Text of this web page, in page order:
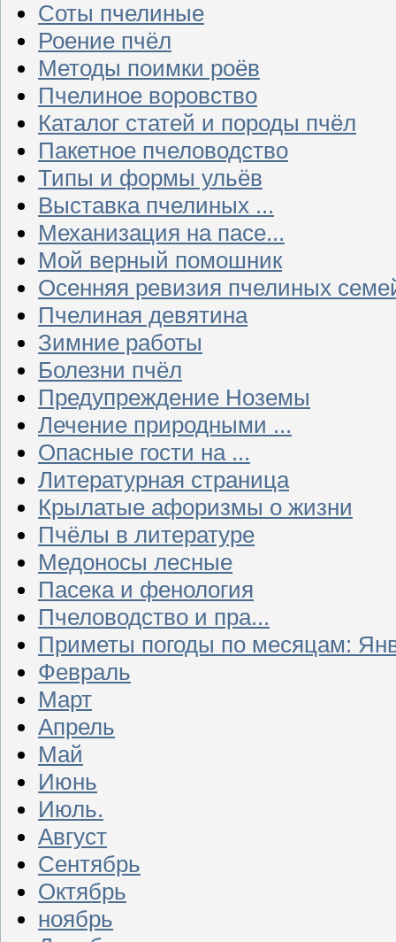
Соты пчелиные
Роение пчёл
Методы поимки роёв
Пчелиное воровство
Каталог статей и породы пчёл
Пакетное пчеловодство
Типы и формы ульёв
Выставка пчелиных ...
Механизация на пасе...
Мой верный помошник
Осенняя ревизия пчелиных
Пчелиная девятина
Зимние работы
Болезни пчёл
Предупреждение Ноземы
Лечение природными ...
Опасные гости на ...
Литературная страница
Крылатые афоризмы о жизни
Пчёлы в литературе
Медоносы лесные
Пасека и фенология
Пчеловодство и пра...
Приметы погоды по месяцам:
Февраль
Март
Апрель
Май
Июнь
Июль.
Август
Сентябрь
Октябрь
ноябрь